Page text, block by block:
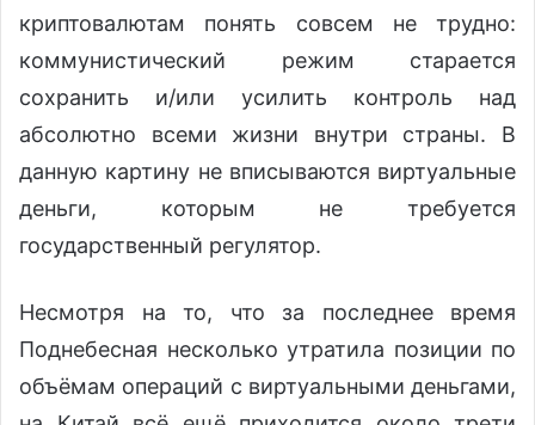
криптовалютам понять совсем не трудно:
коммунистический режим старается
сохранить и/или усилить контроль над
абсолютно всеми жизни внутри страны. В
данную картину не вписываются виртуальные
деньги, которым не требуется
государственный регулятор.
Несмотря на то, что за последнее время
Поднебесная несколько утратила позиции по
объёмам операций с виртуальными деньгами,